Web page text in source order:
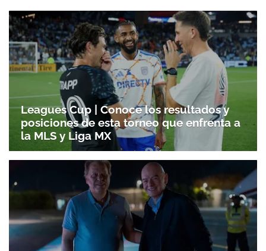
Leagues Cup | Conoce los resultados y
posiciones de esta torneo que enfrenta a
la MLS y Liga MX